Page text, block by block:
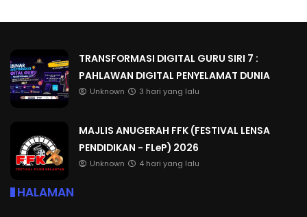
TRANSFORMASI DIGITAL GURU SIRI 7 :
PAHLAWAN DIGITAL PENYELAMAT DUNIA
Unknown 3 hari yang lalu
MAJLIS ANUGERAH FFK (FESTIVAL LENSA
PENDIDIKAN - FLeP) 2026
Unknown 4 hari yang lalu
HALAMAN